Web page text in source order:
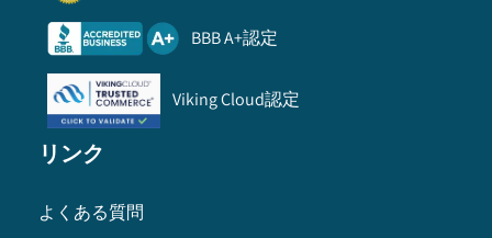
BBB A+認定
Viking Cloud認定
リンク
よくある質問